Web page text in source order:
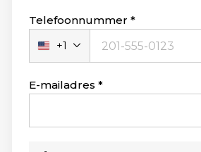
Telefoonnummer
Verenigde
Staten
+1
+1
E-mailadres